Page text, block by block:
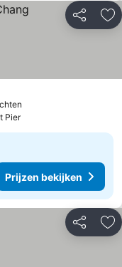
Delen
Pier
Prijzen bekijken
Delen